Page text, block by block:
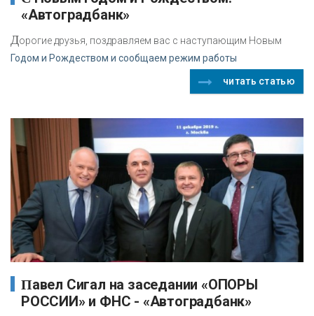
«Автоградбанк»
Дорогие друзья, поздравляем вас с наступающим Новым
Годом и Рождеством и сообщаем режим работы
читать статью
Павел Сигал на заседании «ОПОРЫ
РОССИИ» и ФНС - «Автоградбанк»